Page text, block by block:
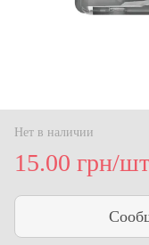
Нет в наличии
15.00 грн/